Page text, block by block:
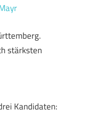
stärksten
Kandidaten: